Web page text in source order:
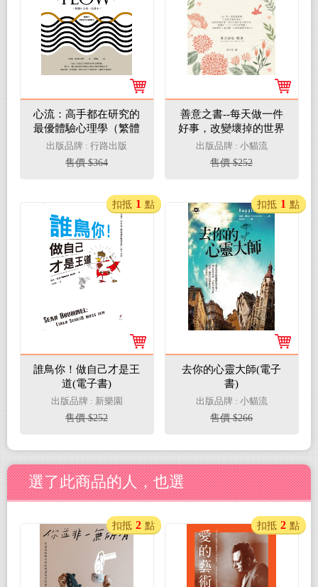
心流：高手都在研究的
最優體驗心理學（繁體
中文唯一全譯本）(電子
書)
出版品牌 : 行路出版
售價 $364
善意之書--每天做一件
好事，改變壞掉的世界
(電子書)
出版品牌 : 小貓流
售價 $252
誰鳥你！做自己才是王
道(電子書)
出版品牌 : 新樂園
售價 $252
扣抵 1 點
去你的心靈大師(電子
書)
出版品牌 : 小貓流
售價 $266
扣抵 1 點
選了此商品的人，也選
扣抵 2 點 扣抵 2 點